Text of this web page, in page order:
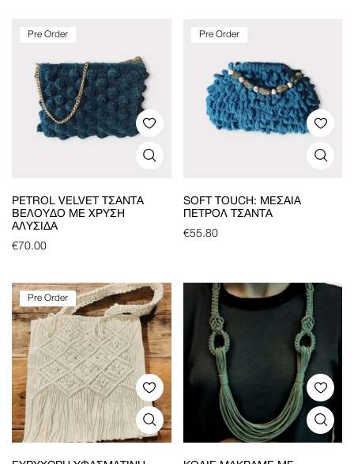
Pre Order
PETROL VELVET ΤΣΆΝΤΑ
ΒΕΛΟΎΔΟ ΜΕ ΧΡΥΣΉ
ΑΛΥΣΊΔΑ
€70.00
Pre Order
SOFT TOUCH: ΜΕΣΑΊΑ
ΠΕΤΡΟΛ ΤΣΆΝΤΑ
€55.80
Pre Order